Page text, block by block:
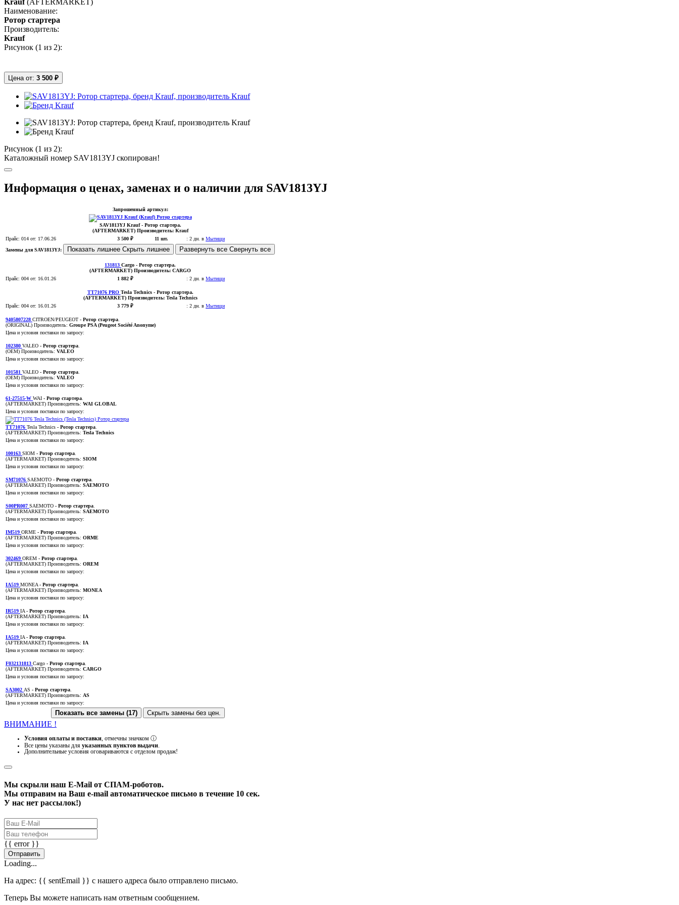
Наименование:
Ротор стартера
Производитель:
Krauf
Рисунок (1 из 2):
Цена от: 3 500 ₽
Рисунок (1 из 2):
Каталожный номер SAV1813YJ скопирован!
Информация о ценах, заменах и о наличии для SAV1813YJ
Запрошенный артикул:
SAV1813YJ Krauf- Ротор стартера.
(AFTERMARKET)Производитель: Krauf
Прайс: 014 от: 17.06.26 3 500 ₽ 11 шт. : 2 дн. в Мытищи
Замены для SAV1813YJ:
Показать лишнее Скрыть лишнее Развернуть все Свернуть все
131813 Cargo - Ротор стартера.
(AFTERMARKET) Производитель: CARGO
Прайс: 004 от: 16.01.26 1 882 ₽ : 2 дн. в Мытищи
TT71076 PRO Tesla Technics - Ротор стартера.
(AFTERMARKET)Производитель: Tesla Technics
Прайс: 004 от: 16.01.26 3 779 ₽ : 2 дн. в Мытищи
9405807228 CITROEN/PEUGEOT - Ротор стартера.
(ORIGINAL) Производитель: Groupe PSA (Peugeot Société Anonyme)
Цена и условия поставки по запросу:
102380 VALEO - Ротор стартера.
(OEM) Производитель: VALEO
Цена и условия поставки по запросу:
101581 VALEO - Ротор стартера.
(OEM) Производитель: VALEO
Цена и условия поставки по запросу:
61-27515-W WAI - Ротор стартера.
(AFTERMARKET) Производитель: WAI GLOBAL
Цена и условия поставки по запросу:
TT71076 Tesla Technics - Ротор стартера.
(AFTERMARKET) Производитель: Tesla Technics
Цена и условия поставки по запросу:
100163 SIOM - Ротор стартера.
(AFTERMARKET) Производитель: SIOM
Цена и условия поставки по запросу:
SM71076 SAEMOTO - Ротор стартера.
(AFTERMARKET) Производитель: SAEMOTO
Цена и условия поставки по запросу:
S00PR007 SAEMOTO - Ротор стартера.
(AFTERMARKET) Производитель: SAEMOTO
Цена и условия поставки по запросу:
IM519 ORME - Ротор стартера.
(AFTERMARKET) Производитель: ORME
Цена и условия поставки по запросу:
302469 OREM - Ротор стартера.
(AFTERMARKET) Производитель: OREM
Цена и условия поставки по запросу:
IA519 MONEA- Ротор стартера.
(AFTERMARKET) Производитель: MONEA
Цена и условия поставки по запросу:
IR519 IA- Ротор стартера.
(AFTERMARKET) Производитель: IA
Цена и условия поставки по запросу:
IA519 IA- Ротор стартера.
(AFTERMARKET) Производитель: IA
Цена и условия поставки по запросу:
F032131813 Cargo - Ротор стартера.
(AFTERMARKET) Производитель: CARGO
Цена и условия поставки по запросу:
SA3002 AS - Ротор стартера.
(AFTERMARKET) Производитель: AS
Цена и условия поставки по запросу:
Показать все замены (17) Скрыть замены без цен.
ВНИМАНИЕ !
Условия оплаты и поставки , отмечны значком ⓘ
Все цены указаны для указанных пунктов выдачи
Дополнительные условия оговариваются с отделом продаж!
Мы скрыли наш E-Mail от СПАМ-роботов.
Мы отправим на Ваш e-mail автоматическое письмо в течение 10 сек.
У нас нет рассылок!)
{{ error }}
Отправить
Loading...
На адрес: {{ sentEmail }} с нашего адреса было отправлено письмо.
Теперь Вы можете написать нам ответным сообщением.